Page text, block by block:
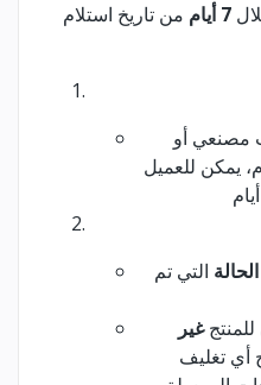
7 أيام
من تاريخ استلام
مصنعي أو
يمكن للعميل
التي تم
للمنتجغير
أي تغليف